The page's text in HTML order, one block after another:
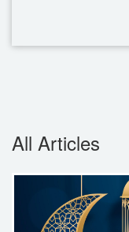
All Articles